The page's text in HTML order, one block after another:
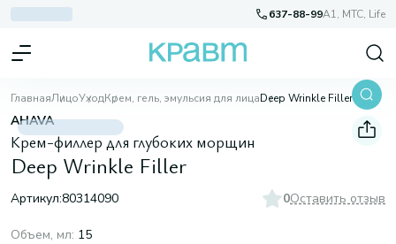
637-88-99A1, МТС, Life
ГлавнаяЛицоУходКрем, гель, эмульсия для лицаDeep Wrinkle Filler
AHAVA
Крем-филлер для глубоких морщин
Deep Wrinkle Filler
Артикул:80314090 0Оставить отзыв
Объем, мл: 15